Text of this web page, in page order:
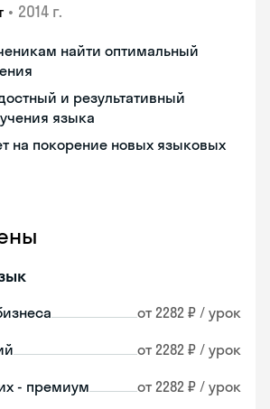
• 2014 г.
найти оптимальный
и результативный
языка
на покорение новых языковых
от 2282 ₽ / урок
от 2282 ₽ / урок
- премиум от 2282 ₽ / урок